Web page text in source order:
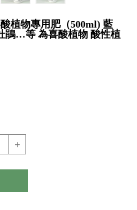
酸植物專用肥（500ml) 藍
鵑…等 為喜酸植物 酸性植
+